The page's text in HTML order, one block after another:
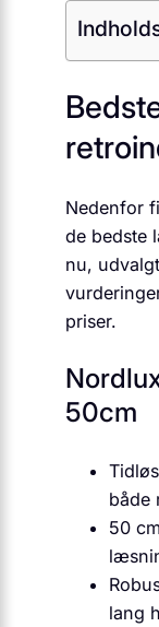
Nedenfor
de bedste
nu,
priser.
50cm
både
50
lang